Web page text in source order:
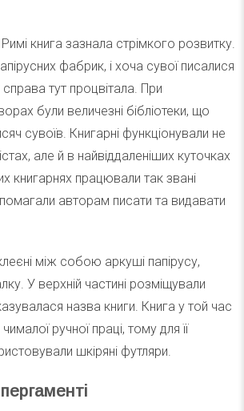
книга зазнала стрімкого розвитку.
фабрик, і хоча сувої писалися
тут процвітала. При
були величезні бібліотеки, що
сувоїв. Книгарні функціонували не
але й в найвіддаленіших куточках
книгарнях працювали так звані
авторам писати та видавати
між собою аркуші папірусу,
У верхній частині розміщували
назва книги. Книга у той час
ручної праці, тому для її
шкіряні футляри.